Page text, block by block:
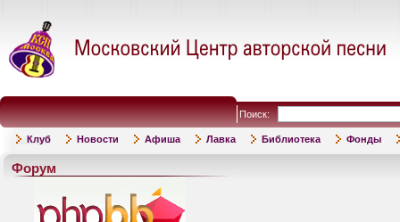
Поиск:
Клуб Новости Афиша Лавка Библиотека Фонды
Форум